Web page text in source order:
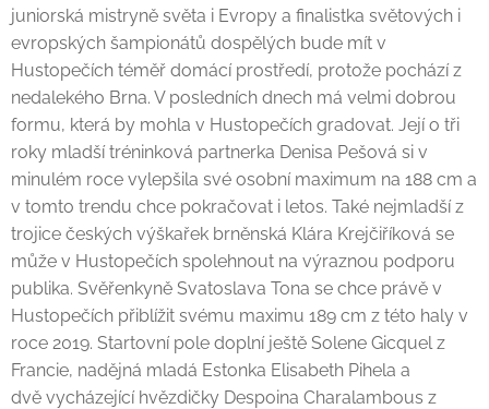
juniorská mistryně světa i Evropy a finalistka světových i
evropských šampionátů dospělých bude mít v
Hustopečích téměř domácí prostředí, protože pochází z
nedalekého Brna. V posledních dnech má velmi dobrou
formu, která by mohla v Hustopečích gradovat. Její o tři
roky mladší tréninková partnerka Denisa Pešová si v
minulém roce vylepšila své osobní maximum na 188 cm a
v tomto trendu chce pokračovat i letos. Také nejmladší z
trojice českých výškařek brněnská Klára Krejčiříková se
může v Hustopečích spolehnout na výraznou podporu
publika. Svěřenkyně Svatoslava Tona se chce právě v
Hustopečích přiblížit svému maximu 189 cm z této haly v
roce 2019. Startovní pole doplní ještě Solene Gicquel z
Francie, nadějná mladá Estonka Elisabeth Pihela a
dvě vycházející hvězdičky Despoina Charalambous z